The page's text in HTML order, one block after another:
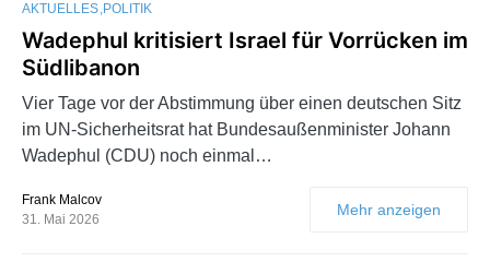
AKTUELLES POLITIK
Wadephul kritisiert Israel für Vorrücken im
Südlibanon
Vier Tage vor der Abstimmung über einen deutschen Sitz
im UN-Sicherheitsrat hat Bundesaußenminister Johann
Wadephul (CDU) noch einmal…
Frank Malcov
31. Mai 2026
Mehr anzeigen